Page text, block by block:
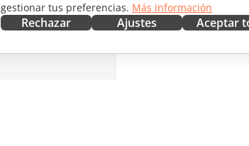
gestionar tus preferencias. Más información
Rechazar Ajustes Aceptar